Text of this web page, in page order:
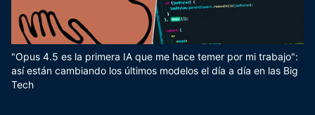
"Opus 4.5 es la primera IA que me hace temer por mi trabajo":
así están cambiando los últimos modelos el día a día en las Big
Tech